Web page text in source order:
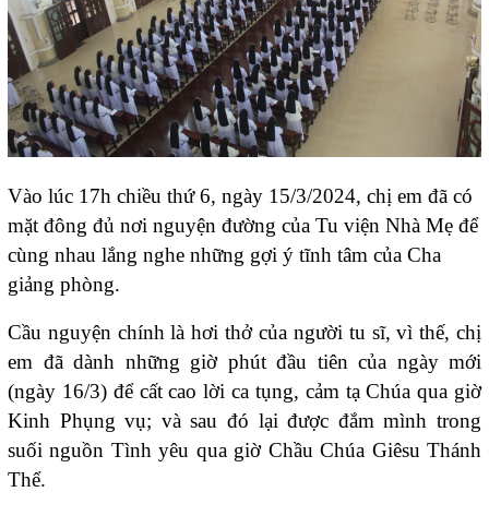
Vào lúc 17h chiều thứ 6, ngày 15/3/2024, chị em đã có
mặt đông đủ nơi nguyện đường của Tu viện Nhà Mẹ để
cùng nhau lắng nghe những gợi ý tĩnh tâm của Cha
giảng phòng.
Cầu nguyện chính là hơi thở của người tu sĩ, vì thế, chị
em đã dành những giờ phút đầu tiên của ngày mới
(ngày 16/3) để cất cao lời ca tụng, cảm tạ Chúa qua giờ
Kinh Phụng vụ; và sau đó lại được đắm mình trong
suối nguồn Tình yêu qua giờ Chầu Chúa Giêsu Thánh
Thể.